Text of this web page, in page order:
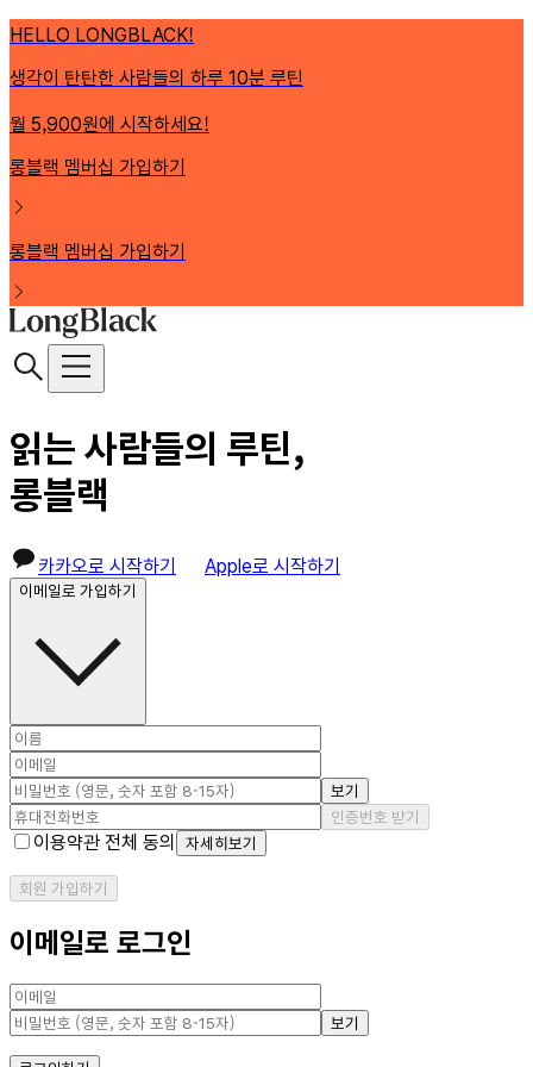
HELLO LONGBLACK!
생각이 탄탄한 사람들의 하루 10분 루틴
월 5,900원에 시작하세요!
롱블랙 멤버십 가입하기
롱블랙 멤버십 가입하기
읽는 사람들의 루틴,
롱블랙
카카오로 시작하기 Apple로 시작하기
이메일로 가입하기
보기
인증번호 받기
이용약관 전체 동의 자세히보기
회원 가입하기
이메일로 로그인
보기